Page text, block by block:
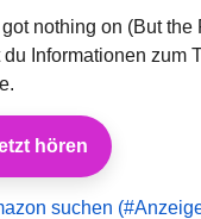
got nothing on (But
du Informationen zum
hören
suchen